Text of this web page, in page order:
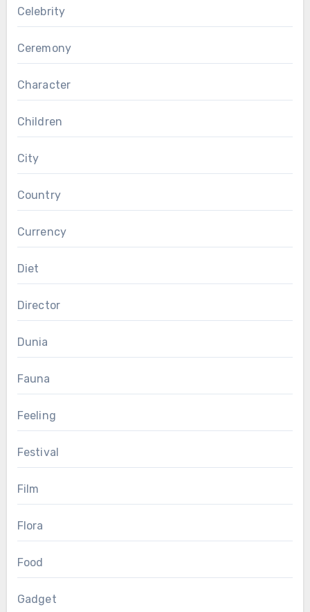
Celebrity
Ceremony
Character
Children
City
Country
Currency
Diet
Director
Dunia
Fauna
Feeling
Festival
Film
Flora
Food
Gadget